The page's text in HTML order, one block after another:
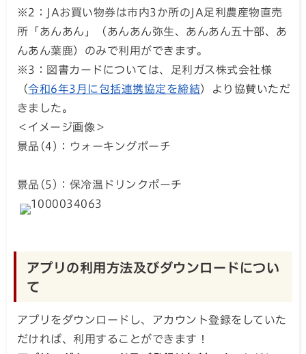
※2：JAお買い物券は市内3か所のJA足利農産物直売
所「あんあん」（あんあん弥生、あんあん五十部、あ
んあん葉鹿）のみで利用ができます。
※3：図書カードについては、足利ガス株式会社様
（令和6年3月に包括連携協定を締結）より協賛いただ
きました。
＜イメージ画像＞
景品(4)：ウォーキングポーチ
景品(5)：保冷温ドリンクポーチ
アプリの利用方法及びダウンロードについ
て
アプリをダウンロードし、アカウント登録をしていた
だければ、利用することができます！